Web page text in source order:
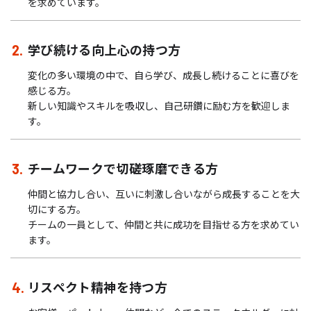
学び続ける向上心の持つ方
変化の多い環境の中で、自ら学び、成長し続けることに喜びを
感じる方。
新しい知識やスキルを吸収し、自己研鑽に励む方を歓迎しま
す。
チームワークで切磋琢磨できる方
仲間と協力し合い、互いに刺激し合いながら成長することを大
切にする方。
チームの一員として、仲間と共に成功を目指せる方を求めてい
ます。
リスペクト精神を持つ方